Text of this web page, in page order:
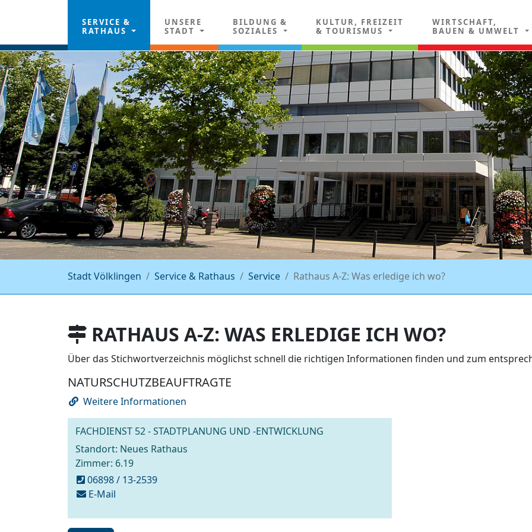
SERVICE &
RATHAUS
UNSERE
STADT
BILDUNG &
SOZIALES
KULTUR, FREIZEIT
& TOURISMUS
WIRTSCHAFT,
BAUEN & UMWELT
Stadt Völklingen Service & Rathaus Service Rathaus A-Z: Was erledige ich wo?
RATHAUS A-Z: WAS ERLEDIGE ICH WO?
Über das Stichwortverzeichnis möglichst schnell die richtigen Informationen finden und zum
NATURSCHUTZBEAUFTRAGTE
Weitere Informationen
FACHDIENST 52 - STADTPLANUNG UND -ENTWICKLUNG
Standort: Neues Rathaus
Zimmer: 6.19
06898 / 13-2539
E-Mailschreiben
stadtplanung@voelklingen.de